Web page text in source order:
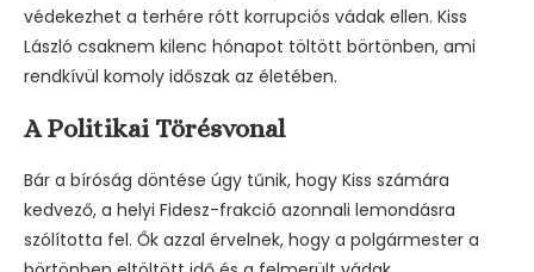
védekezhet a terhére rótt korrupciós vádak ellen. Kiss
László csaknem kilenc hónapot töltött börtönben, ami
rendkívül komoly időszak az életében.
A Politikai Törésvonal
Bár a bíróság döntése úgy tűnik, hogy Kiss számára
kedvező, a helyi Fidesz-frakció azonnali lemondásra
szólította fel. Ők azzal érvelnek, hogy a polgármester a